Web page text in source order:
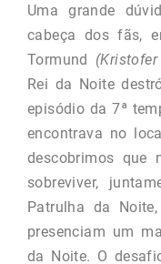
Uma grande
cabeça dos fãs,
Tormund
Rei da Noite
episódio da 7ª
encontrava no
descobrimos que
sobreviver,
Patrulha da
presenciam um
da Noite. O